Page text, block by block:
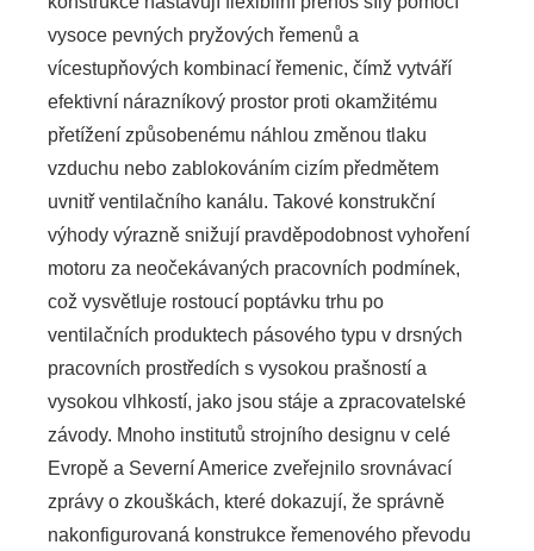
vysoce pevných pryžových řemenů a
vícestupňových kombinací řemenic, čímž vytváří
efektivní nárazníkový prostor proti okamžitému
přetížení způsobenému náhlou změnou tlaku
vzduchu nebo zablokováním cizím předmětem
uvnitř ventilačního kanálu. Takové konstrukční
výhody výrazně snižují pravděpodobnost vyhoření
motoru za neočekávaných pracovních podmínek,
což vysvětluje rostoucí poptávku trhu po
ventilačních produktech pásového typu v drsných
pracovních prostředích s vysokou prašností a
vysokou vlhkostí, jako jsou stáje a zpracovatelské
závody. Mnoho institutů strojního designu v celé
Evropě a Severní Americe zveřejnilo srovnávací
zprávy o zkouškách, které dokazují, že správně
nakonfigurovaná konstrukce řemenového převodu